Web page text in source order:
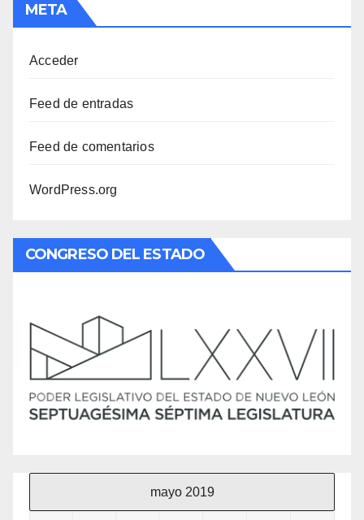
META
Acceder
Feed de entradas
Feed de comentarios
WordPress.org
CONGRESO DEL ESTADO
mayo 2019